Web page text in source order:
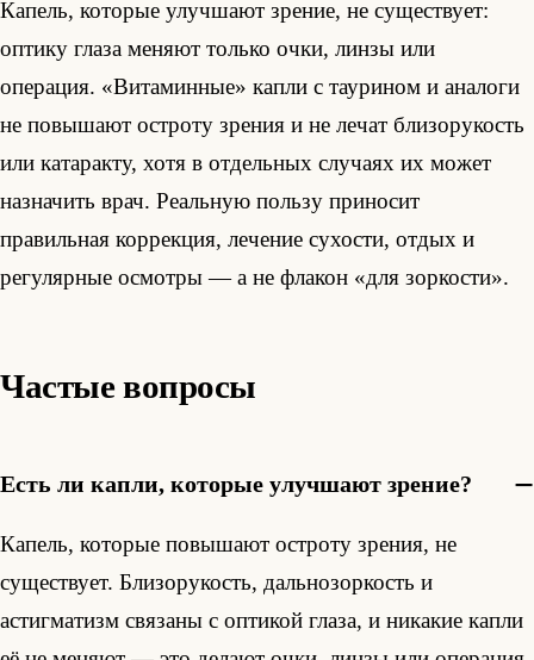
Капель, которые улучшают зрение, не существует:
оптику глаза меняют только очки, линзы или
операция. «Витаминные» капли с таурином и аналоги
не повышают остроту зрения и не лечат близорукость
или катаракту, хотя в отдельных случаях их может
назначить врач. Реальную пользу приносит
правильная коррекция, лечение сухости, отдых и
регулярные осмотры — а не флакон «для зоркости».
Частые вопросы
Есть ли капли, которые улучшают зрение?
Капель, которые повышают остроту зрения, не
существует. Близорукость, дальнозоркость и
астигматизм связаны с оптикой глаза, и никакие капли